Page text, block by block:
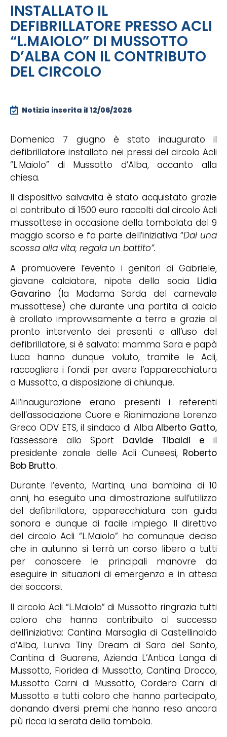
INSTALLATO IL
DEFIBRILLATORE PRESSO ACLI
“L.MAIOLO” DI MUSSOTTO
D’ALBA CON IL CONTRIBUTO
DEL CIRCOLO
Notizia inserita il 12/06/2026
Domenica 7 giugno è stato inaugurato il
defibrillatore installato nei pressi del circolo Acli
“L.Maiolo” di Mussotto d’Alba, accanto alla
chiesa.
Il dispositivo salvavita è stato acquistato grazie
al contributo di 1500 euro raccolti dal circolo Acli
mussottese in occasione della tombolata del 9
maggio scorso e fa parte dell’iniziativa “Dai una
scossa alla vita, regala un battito”.
A promuovere l’evento i genitori di Gabriele,
giovane calciatore, nipote della socia Lidia
Gavarino (la Madama Sarda del carnevale
mussottese) che durante una partita di calcio
è crollato improvvisamente a terra e grazie al
pronto intervento dei presenti e all’uso del
defibrillatore, si è salvato: mamma Sara e papà
Luca hanno dunque voluto, tramite le Acli,
raccogliere i fondi per avere l’apparecchiatura
a Mussotto, a disposizione di chiunque.
All’inaugurazione erano presenti i referenti
dell’associazione Cuore e Rianimazione Lorenzo
Greco ODV ETS, il sindaco di AlbaAlberto Gatto,
l’assessore allo Sport Davide Tibaldi e il
presidente zonale delle Acli Cuneesi,Roberto
Bob Brutto.
Durante l’evento, Martina, una bambina di 10
anni, ha eseguito una dimostrazione sull’utilizzo
del defibrillatore, apparecchiatura con guida
sonora e dunque di facile impiego. Il direttivo
del circolo Acli “L.Maiolo” ha comunque deciso
che in autunno si terrà un corso libero a tutti
per conoscere le principali manovre da
eseguire in situazioni di emergenza e in attesa
dei soccorsi.
Il circolo Acli “L.Maiolo” di Mussotto ringrazia tutti
coloro che hanno contribuito al successo
dell’iniziativa: Cantina Marsaglia di Castellinaldo
d’Alba, Luniva Tiny Dream di Sara del Santo,
Cantina di Guarene, Azienda L’Antica Langa di
Mussotto, Fioridea di Mussotto, Cantina Drocco,
Mussotto Carni di Mussotto, Cordero Carni di
Mussotto e tutti coloro che hanno partecipato,
donando diversi premi che hanno reso ancora
più ricca la serata della tombola.